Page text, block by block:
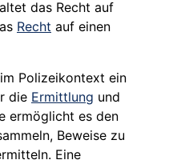
das Recht auf
Recht auf einen
im Polizeikontext ein
die Ermittlung und
ermöglicht es den
Beweise zu
Eine